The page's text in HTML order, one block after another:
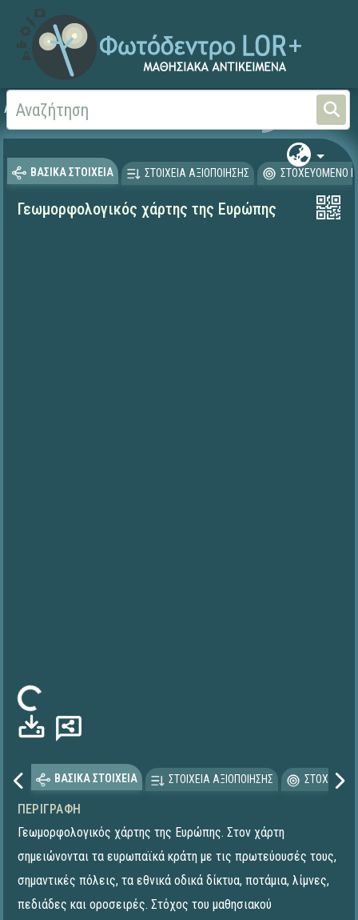
Αρχική Γεωγραφία-Γεωλογία
ΒΑΣΙΚΑ ΣΤΟΙΧΕΙΑ ΣΤΟΙΧΕΙΑ ΑΞΙΟΠΟΙΗΣΗΣ ΣΤΟΧΕΥΟΜΕΝΟ
Γεωμορφολογικός χάρτης της Ευρώπης
ΒΑΣΙΚΑ ΣΤΟΙΧΕΙΑ ΣΤΟΙΧΕΙΑ ΑΞΙΟΠΟΙΗΣΗΣ
ΠΕΡΙΓΡΑΦΉ
Γεωμορφολογικός χάρτης της Ευρώπης. Στον χάρτη
σημειώνονται τα ευρωπαϊκά κράτη με τις πρωτεύουσές τους,
σημαντικές πόλεις, τα εθνικά οδικά δίκτυα, ποτάμια, λίμνες,
πεδιάδες και οροσειρές. Στόχος του μαθησιακού